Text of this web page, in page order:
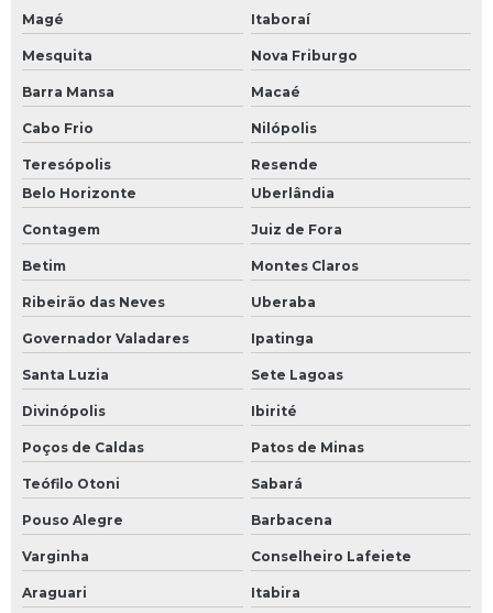
Magé Itaboraí
Mesquita Nova Friburgo
Barra Mansa Macaé
Cabo Frio Nilópolis
Teresópolis
Resende
Belo Horizonte
Uberlândia
Contagem Juiz de Fora
Betim Montes Claros
Ribeirão das Neves Uberaba
Governador Valadares Ipatinga
Santa Luzia Sete Lagoas
Divinópolis Ibirité
Poços de Caldas Patos de Minas
Teófilo Otoni Sabará
Pouso Alegre Barbacena
Varginha Conselheiro Lafeiete
Araguari Itabira